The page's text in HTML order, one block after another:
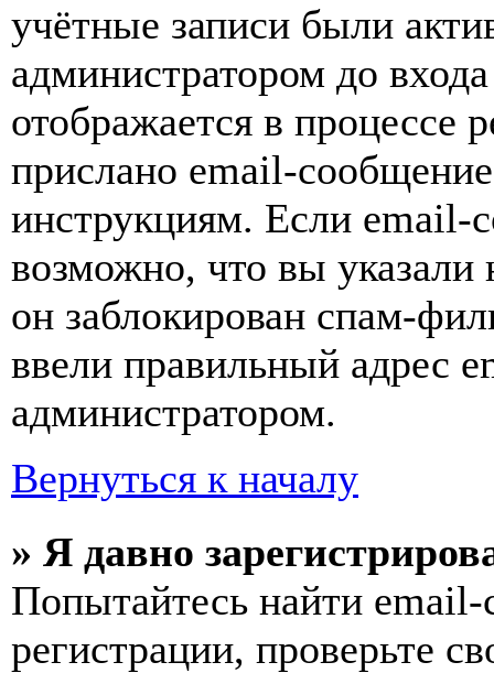
учётные записи были
администратором до
отображается в процессе
прислано email-
инструкциям. Если email-
возможно, что вы
он заблокирован спам-
ввели правильный адрес
администратором.
Вернуться к началу
» Я давно
Попытайтесь найти
регистрации, проверьте